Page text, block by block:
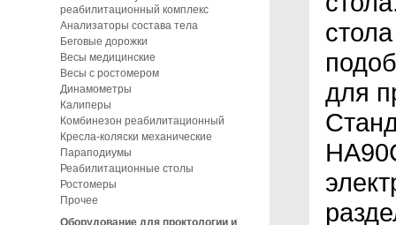
реабилитационный комплекс
Анализаторы состава тела
Беговые дорожки
Весы медицинские
Весы с ростомером
Динамометры
Калиперы
Комбинезон реабилитационный
Кресла-коляски механические
Параподиумы
Реабилитационные столы
Ростомеры
Прочее
Оборудование для проктологии и
для